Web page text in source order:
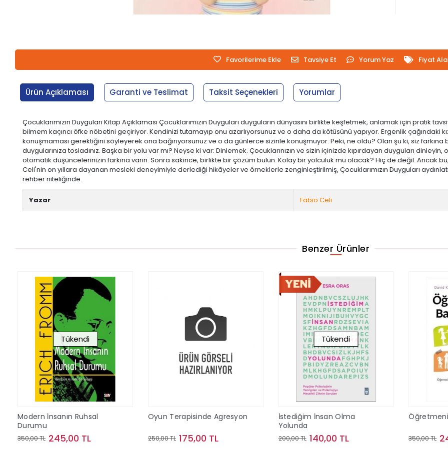
Favorilerime Ekle Tavsiye Et Yorum Yaz Fiyat
Ürün Açıklaması Garanti ve Teslimat Taksit Seçenekleri Yorumlar
Çocuklarımızın Duyguları Kitap Açıklaması Çocuklarımızın Duyguları duyguların dünyasını birlikte keşfetmek, anlamak için pratik
bilmem kaçıncı öfke nöbetini geçiriyor. Kendinizi tutamayıp onu azarlıyorsunuz ve o daha da kötüsünü yapıyor. Ergenlik çağındaki
konuşmaması gerektiğini söyleyerek ona bağırıyorsunuz ve o da günlerce sizinle konuşmuyor. Peki, ne oldu? Olan şu ki, siz farkına
duygularınıza tosladınız. Başka bir yolu var mı? Neyse ki var: Dinlemek. Çocuklarınızın ve sizin içinizde kıpırdayan duyguları dinleyin,
otomatik düşüncelerinizin farkına varın. Sonra sakince, birlikte bir çözüm bulun. Kolay bir yolculuk mu olacak? Hiç de değil. Ancak
Celi'nin on yıllara dayanan mesleki deneyimiyle derlediği hikâyeler ve örneklerle zenginleştirilmiş, Çocuklarımızın Duyguları
rehber niteliğinde.
Yazar Fabio Celi
Benzer Ürünler
Tükendi
Modern İnsanın Ruhsal
Durumu
350,00 TL 245,00 TL
Oyun Terapisinde Agresyon
250,00 TL 175,00 TL
Tükendi
İstediğim İnsan Olma
Yolunda
200,00 TL 140,00 TL 350,00 TL